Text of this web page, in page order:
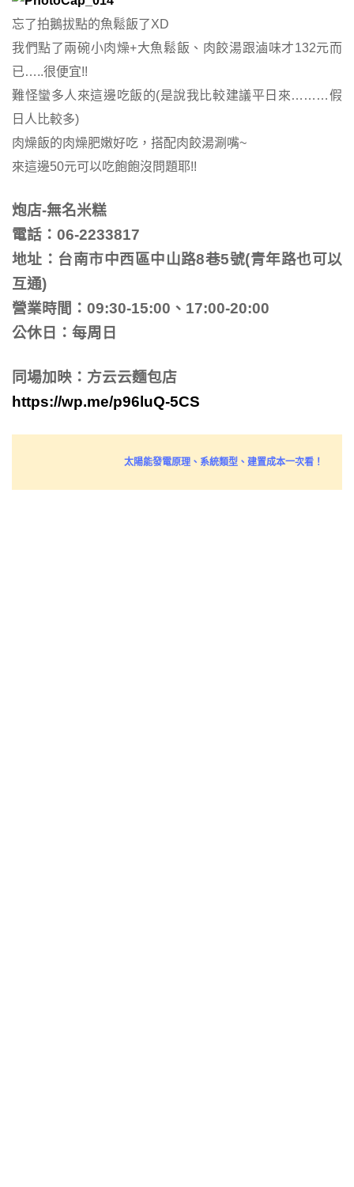
忘了拍鵝拔點的魚鬆飯了XD
我們點了兩碗小肉燥+大魚鬆飯、肉餃湯跟滷味才132元而
已…..很便宜!!
難怪蠻多人來這邊吃飯的(是說我比較建議平日來………假
日人比較多)
肉燥飯的肉燥肥嫩好吃，搭配肉餃湯涮嘴~
來這邊50元可以吃飽飽沒問題耶!!
炮店-無名米糕
電話：06-2233817
地址：台南市中西區中山路8巷5號(青年路也可以
互通)
營業時間：09:30-15:00、17:00-20:00
公休日：每周日
同場加映：方云云麵包店
https://wp.me/p96luQ-5CS
太陽能發電原理、系統類型、建置成本一次看！